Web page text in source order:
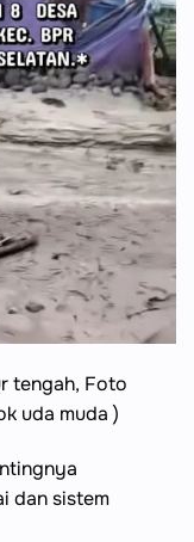
tengah, Foto
uda muda )
dan sistem